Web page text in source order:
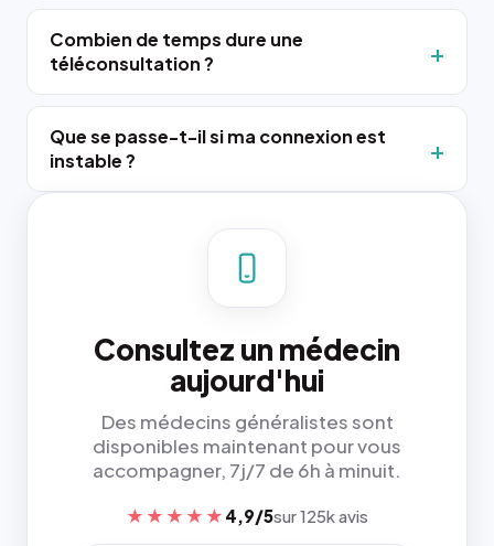
Combien de temps dure une
téléconsultation ?
Que se passe-t-il si ma connexion est
instable ?
Consultez un médecin
aujourd'hui
Des médecins généralistes sont
disponibles maintenant pour vous
accompagner, 7j/7 de 6h à minuit.
★★★★★ 4,9/5sur 125k avis